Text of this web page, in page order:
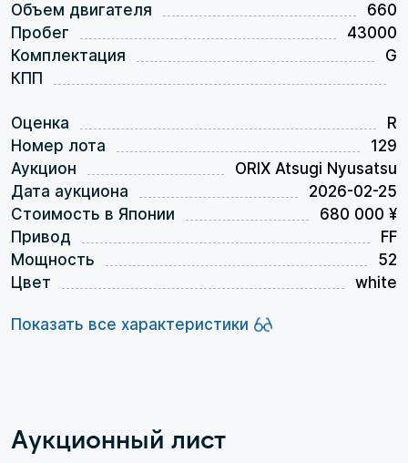
Объем двигателя
660
Пробег
43000
Комплектация
G
КПП
Оценка
R
Номер лота
129
Аукцион
ORIX Atsugi Nyusatsu
Дата аукциона
2026-02-25
Стоимость в Японии
680 000 ¥
Привод
FF
Мощность
52
Цвет
white
Показать все характеристики
Аукционный лист